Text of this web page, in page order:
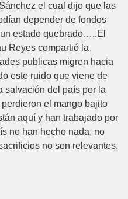
el cual dijo que las
depender de fondos
estado quebrado…..El
Reyes compartió la
publicas migren hacia
este ruido que viene de
salvación del país por la
el mango bajito
aquí y han trabajado por
no han hecho nada, no
no son relevantes.